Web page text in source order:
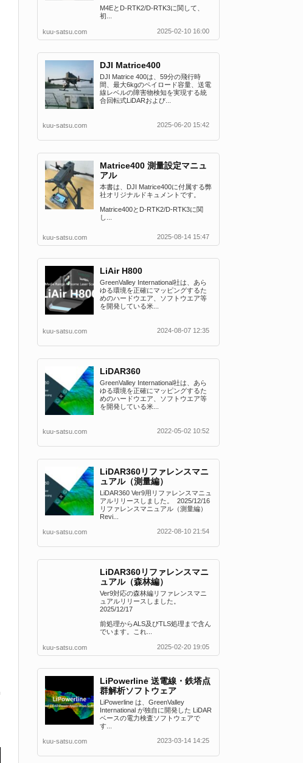
M4EとD-RTK2/D-RTK3に関して、
初...
kuu-satsu.com 2025-02-10 16:00
DJI Matrice400
DJI Matrice 400は、59分の飛行時
間、最大6kgのペイロード容量、送電
線レベルの障害物検知を実現する統
合回転式LiDARおよび...
kuu-satsu.com 2025-06-20 15:42
Matrice400 測量設定マニュ
アル
本書は、DJI Matrice400に付属する弊
社オリジナルドキュメントです。
Matrice400とD-RTK2/D-RTK3に関
し...
kuu-satsu.com 2025-08-14 15:47
LiAir H800
GreenValley International社は、あら
ゆる環境を正確にマッピングするた
めのハードウエア、ソフトウエア等
を開発している米...
kuu-satsu.com 2024-08-07 12:35
LiDAR360
GreenValley International社は、あら
ゆる環境を正確にマッピングするた
めのハードウエア、ソフトウエア等
を開発している米...
kuu-satsu.com 2022-05-02 10:52
LiDAR360リファレンスマニ
ュアル（測量編）
LiDAR360 Ver9用リファレンスマニュ
アルリリースしました。 2025/12/16
リファレンスマニュアル（測量編）
Revi...
kuu-satsu.com 2022-08-10 21:54
LiDAR360リファレンスマニ
ュアル（森林編）
Ver9対応の森林編リファレンスマニ
ュアルリリースしました。
2025/12/17
前処理からALS及びTLS処理まで含ん
でいます。これ...
kuu-satsu.com 2025-02-20 19:05
LiPowerline 送電線・鉄塔点
群解析ソフトウェア
LiPowerline は、GreenValley
International が独自に開発した LiDAR
ベースの電力検査ソフトウェアで
す...
kuu-satsu.com 2023-03-14 14:25